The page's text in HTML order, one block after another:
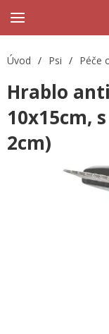
Úvod / Psi / Péče
Hrablo
10x15cm,
2cm)